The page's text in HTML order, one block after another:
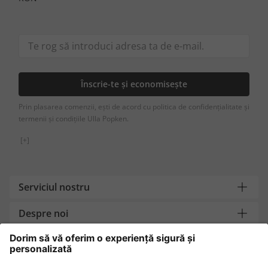
Înscrie-te și economisește
Prin plasarea comenzii, ești de acord cu politica de confidențialitate și
termenii și condițiile Ulla Popken.
[+]
Serviciul nostru
Despre noi
Contact